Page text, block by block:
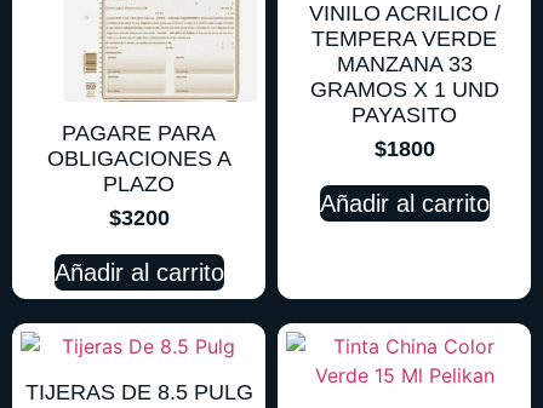
PAGARE PARA
OBLIGACIONES A
PLAZO
$3200
Añadir al carrito
VINILO ACRILICO /
TEMPERA VERDE
MANZANA 33
GRAMOS X 1 UND
PAYASITO
$1800
Añadir al carrito
TIJERAS DE 8.5 PULG